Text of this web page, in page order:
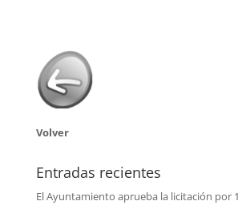
Volver
Entradas recientes
El Ayuntamiento aprueba la licitación por